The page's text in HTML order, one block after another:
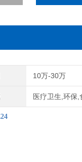
10万-30万
医疗卫生,环保